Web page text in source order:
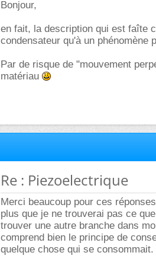
Bonjour,
en fait, la description qui est faîte
condensateur qu'à un phénomène
Par de risque de "mouvement
matériau
Re : Piezoelectrique
Merci beaucoup pour ces
plus que je ne trouverai pas ce
trouver une autre branche dans
comprend bien le principe de
quelque chose qui se consommait.